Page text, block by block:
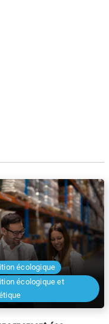
écologique
écologique et